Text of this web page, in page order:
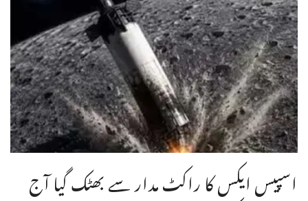
اسپیس ایکس کا راکٹ مدار سے بھٹک گیا آج